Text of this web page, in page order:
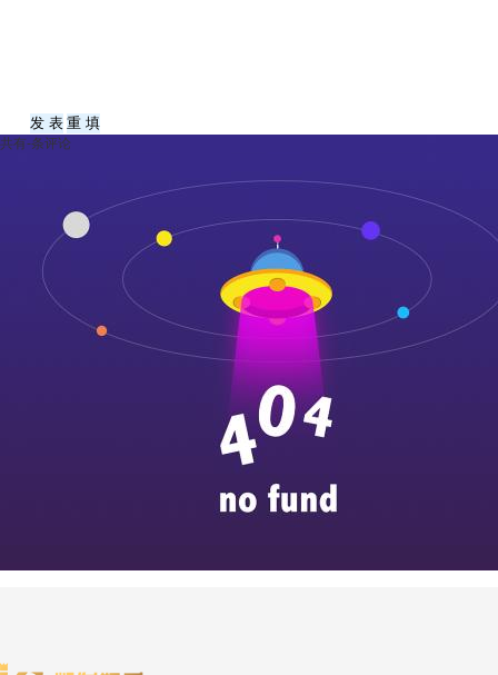
共有-条评论